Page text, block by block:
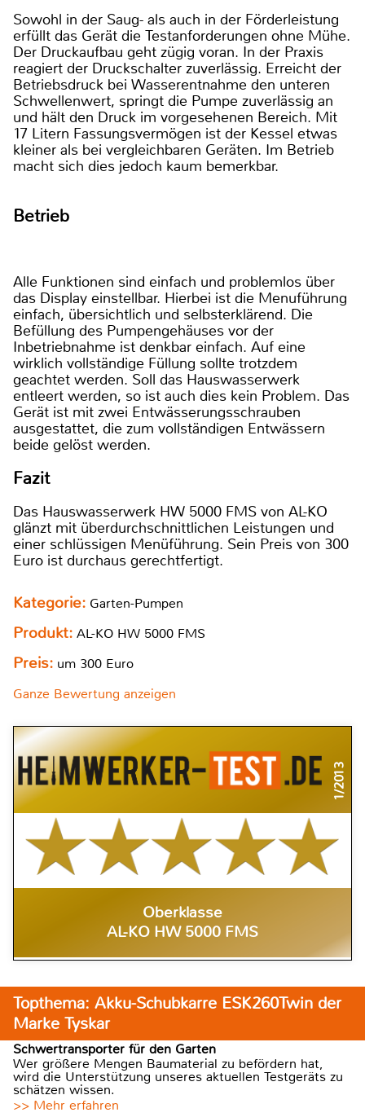
Sowohl in der Saug- als auch in der Förderleistung
erfüllt das Gerät die Testanforderungen ohne Mühe.
Der Druckaufbau geht zügig voran. In der Praxis
reagiert der Druckschalter zuverlässig. Erreicht der
Betriebsdruck bei Wasserentnahme den unteren
Schwellenwert, springt die Pumpe zuverlässig an
und hält den Druck im vorgesehenen Bereich. Mit
17 Litern Fassungsvermögen ist der Kessel etwas
kleiner als bei vergleichbaren Geräten. Im Betrieb
macht sich dies jedoch kaum bemerkbar.
Betrieb
Alle Funktionen sind einfach und problemlos über
das Display einstellbar. Hierbei ist die Menuführung
einfach, übersichtlich und selbsterklärend. Die
Befüllung des Pumpengehäuses vor der
Inbetriebnahme ist denkbar einfach. Auf eine
wirklich vollständige Füllung sollte trotzdem
geachtet werden. Soll das Hauswasserwerk
entleert werden, so ist auch dies kein Problem. Das
Gerät ist mit zwei Entwässerungsschrauben
ausgestattet, die zum vollständigen Entwässern
beide gelöst werden.
Fazit
Das Hauswasserwerk HW 5000 FMS von AL-KO
glänzt mit überdurchschnittlichen Leistungen und
einer schlüssigen Menüführung. Sein Preis von 300
Euro ist durchaus gerechtfertigt.
Kategorie: Garten-Pumpen
Produkt: AL-KO HW 5000 FMS
Preis: um 300 Euro
Ganze Bewertung anzeigen
1/2013
Oberklasse
AL-KO HW 5000 FMS
Topthema: Akku-Schubkarre ESK260Twin der
Marke Tyskar
Schwertransporter für den Garten
Wer größere Mengen Baumaterial zu befördern hat,
wird die Unterstützung unseres aktuellen Testgeräts zu
schätzen wissen.
>> Mehr erfahren